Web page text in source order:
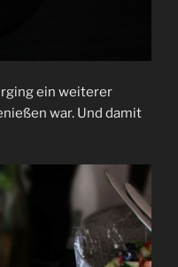
ein weiterer
war. Und damit